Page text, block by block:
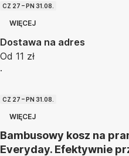
CZ 27 – PN 31.08.
WIĘCEJ
Dostawa na adres
Od 11 zł
·
CZ 27 – PN 31.08.
WIĘCEJ
Bambusowy kosz na
Everyday. Efektywnie